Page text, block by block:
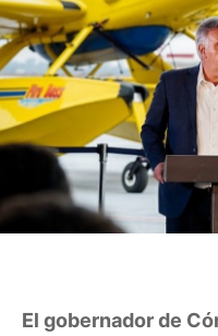
El gobernador de